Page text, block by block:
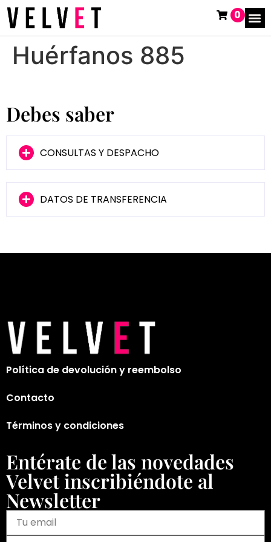
0
Huérfanos 885
Debes saber
CONSULTAS Y DESPACHO
DATOS DE TRANSFERENCIA
Política de devolución y reembolso
Contacto
Términos y condiciones
Entérate de las novedades
Velvet inscribiéndote al
Newsletter